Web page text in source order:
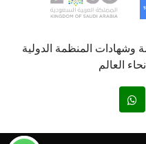
وشھادات المنظمة الدولیة
العالم